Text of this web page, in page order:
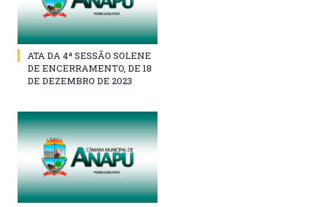
ATA DA 4ª SESSÃO SOLENE
DE ENCERRAMENTO, DE 18
DE DEZEMBRO DE 2023